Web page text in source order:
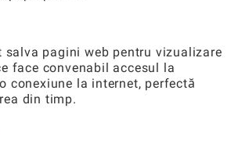
pagini web pentru vizualizare
face convenabil accesul la
conexiune la internet, perfectă
din timp.